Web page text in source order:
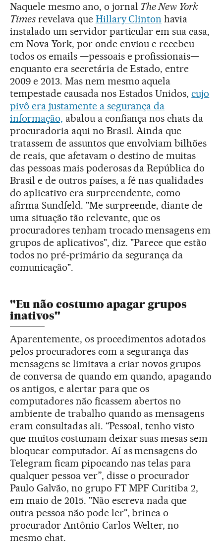
Naquele mesmo ano, o jornal The New York
Timesrevelava que Hillary Clinton havia
instalado um servidor particular em sua casa,
em Nova York, por onde enviou e recebeu
todos os emails —pessoais e profissionais—
enquanto era secretária de Estado, entre
2009 e 2013. Mas nem mesmo aquela
tempestade causada nos Estados Unidos,cujo
pivô era justamente a segurança da
informação, abalou a confiança nos chats da
procuradoria aqui no Brasil. Ainda que
tratassem de assuntos que envolviam bilhões
de reais, que afetavam o destino de muitas
das pessoas mais poderosas da República do
Brasil e de outros países, a fé nas qualidades
do aplicativo era surpreendente, como
afirma Sundfeld. "Me surpreende, diante de
uma situação tão relevante, que os
procuradores tenham trocado mensagens em
grupos de aplicativos", diz. "Parece que estão
todos no pré-primário da segurança da
comunicação".
"Eu não costumo apagar grupos
inativos"
Aparentemente, os procedimentos adotados
pelos procuradores com a segurança das
mensagens se limitava a criar novos grupos
de conversa de quando em quando, apagando
os antigos, e alertar para que os
computadores não ficassem abertos no
ambiente de trabalho quando as mensagens
eram consultadas ali. “Pessoal, tenho visto
que muitos costumam deixar suas mesas sem
bloquear computador. Aí as mensagens do
Telegram ficam pipocando nas telas para
qualquer pessoa ver”, disse o procurador
Paulo Galvão, no grupo FT MPF Curitiba 2,
em maio de 2015. "Não escreva nada que
outra pessoa não pode ler", brinca o
procurador Antônio Carlos Welter, no
mesmo chat.